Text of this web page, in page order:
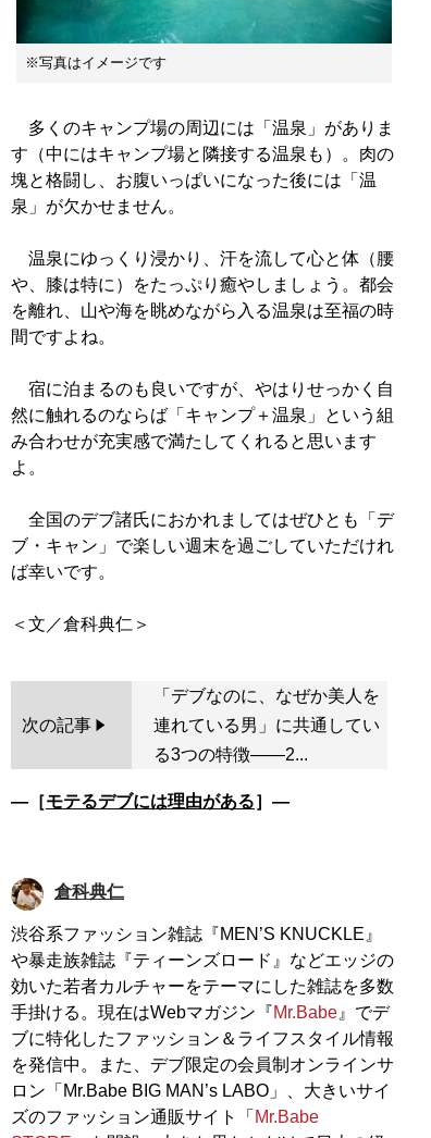
※写真はイメージです
多くのキャンプ場の周辺には「温泉」がありま
す（中にはキャンプ場と隣接する温泉も）。肉の
塊と格闘し、お腹いっぱいになった後には「温
泉」が欠かせません。
温泉にゆっくり浸かり、汗を流して心と体（腰
や、膝は特に）をたっぷり癒やしましょう。都会
を離れ、山や海を眺めながら入る温泉は至福の時
間ですよね。
宿に泊まるのも良いですが、やはりせっかく自
然に触れるのならば「キャンプ＋温泉」という組
み合わせが充実感で満たしてくれると思います
よ。
全国のデブ諸氏におかれましてはぜひとも「デ
ブ・キャン」で楽しい週末を過ごしていただけれ
ば幸いです。
次の記事
「デブなのに、なぜか美人を
連れている男」に共通してい
る3つの特徴――2...
―［モテるデブには理由がある］―
倉科典仁
渋谷系ファッション雑誌『MEN’S KNUCKLE』
や暴走族雑誌『ティーンズロード』などエッジの
効いた若者カルチャーをテーマにした雑誌を多数
手掛ける。現在はWebマガジン『Mr.Babe 』でデ
ブに特化したファッション＆ライフスタイル情報
を発信中。また、デブ限定の会員制オンラインサ
ロン「Mr.Babe BIG MAN’s LABO」、大きいサイ
ズのファッション通販サイト「 Mr.Babe